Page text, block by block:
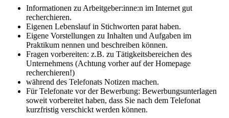
Informationen zu Arbeitgeber:inne:n im Internet gut
recherchieren.
Eigenen Lebenslauf in Stichworten parat haben.
Eigene Vorstellungen zu Inhalten und Aufgaben im
Praktikum nennen und beschreiben können.
Fragen vorbereiten: z.B. zu Tätigkeitsbereichen des
Unternehmens (Achtung vorher auf der Homepage
recherchieren!)
während des Telefonats Notizen machen.
Für Telefonate vor der Bewerbung: Bewerbungsunterlagen
soweit vorbereitet haben, dass Sie nach dem Telefonat
kurzfristig verschickt werden können.